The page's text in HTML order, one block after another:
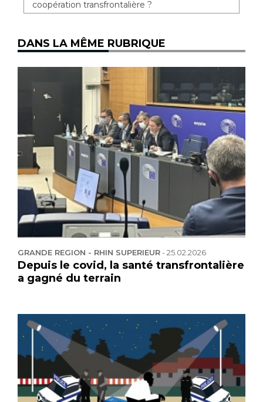
coopération transfrontalière ?
DANS LA MÊME RUBRIQUE
GRANDE REGION - RHIN SUPERIEUR-25.02.2026
Depuis le covid, la santé transfrontalière
a gagné du terrain